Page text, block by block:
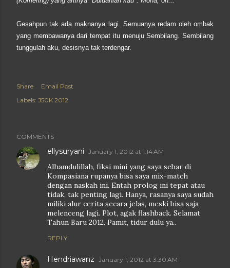
Gesahpun tak ada maknanya lagi. Semuanya redam oleh ombak
yang membawanya dari tempat itu menuju Sembilang. Sembilang
tunggulah aku, desisnya tak terdengar.
Share
Email Post
Labels: J50K 2012
COMMENTS
ellysuryani January 1, 2012 at 1:14 AM
Alhamdulillah, fiksi mini yang saya sebar di
Kompasiana rupanya bisa saya mix-match
dengan naskah ini. Entah prolog ini tepat atau
tidak, tak penting lagi. Hanya, rasanya saya sudah
miliki alur cerita secara jelas, meski bisa saja
melenceng lagi. Plot, agak flashback. Selamat
Tahun Baru 2012. Pamit, tidur dulu ya..
REPLY
Hendriawanz January 1, 2012 at 3:30 AM